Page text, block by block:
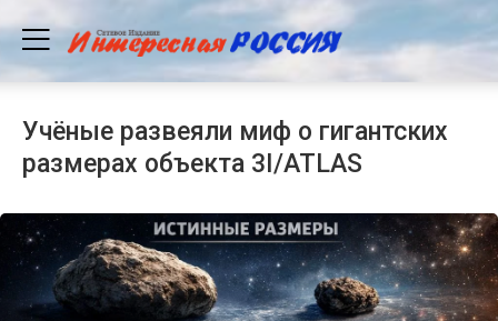
Учёные развеяли миф о гигантских
размерах объекта 3I/ATLAS